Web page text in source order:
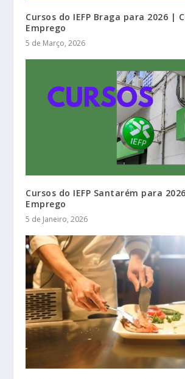
Cursos do IEFP Braga para 2026 |
Emprego
5 de Março, 2026
Cursos do IEFP Santarém para
Emprego
5 de Janeiro, 2026